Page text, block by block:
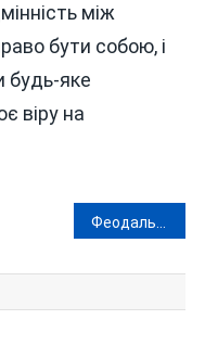
між
бути собою, і
будь-яке
віру на